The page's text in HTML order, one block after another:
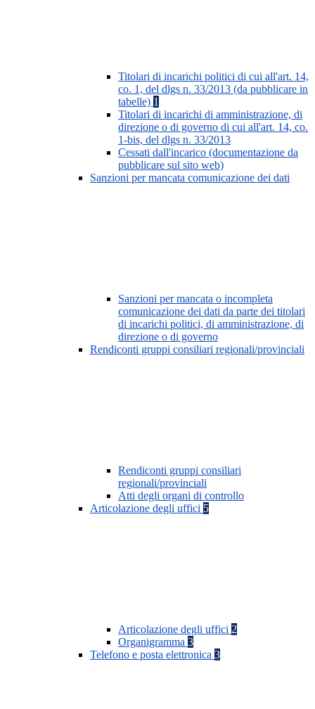
Titolari di incarichi politici di cui all'art. 14,
co. 1, del dlgs n. 33/2013 (da pubblicare in
tabelle) 1
Titolari di incarichi di amministrazione, di
direzione o di governo di cui all'art. 14, co.
1-bis, del dlgs n. 33/2013
Cessati dall'incarico (documentazione da
pubblicare sul sito web)
Sanzioni per mancata comunicazione dei dati
Sanzioni per mancata o incompleta
comunicazione dei dati da parte dei titolari
di incarichi politici, di amministrazione, di
direzione o di governo
Rendiconti gruppi consiliari regionali/provinciali
Rendiconti gruppi consiliari
regionali/provinciali
Atti degli organi di controllo
Articolazione degli uffici 5
Articolazione degli uffici 2
Organigramma 3
Telefono e posta elettronica 3